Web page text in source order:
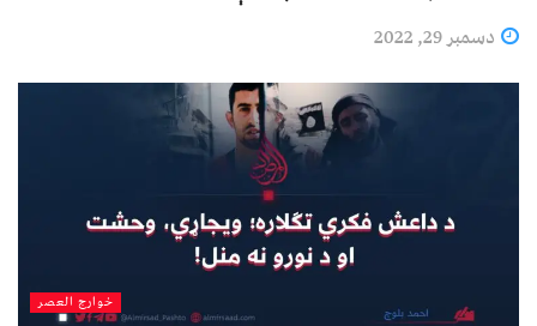
دسمبر 29, 2022
خوارج العصر